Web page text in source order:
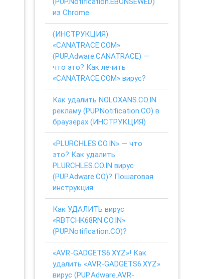
из Chrome
(ИНСТРУКЦИЯ)
«CANATRACE.COM»
(PUP.Adware.CANATRACE) —
что это? Как лечить
«CANATRACE.COM» вирус?
Как удалить NOLOXANS.CO.IN
рекламу (PUP.Notification.CO) в
браузерах (ИНСТРУКЦИЯ)
«PLURCHLES.CO.IN» — что
это? Как удалить
PLURCHLES.CO.IN вирус
(PUP.Adware.CO)? Пошаговая
инструкция
Как УДАЛИТЬ вирус
«RBTCHK68RN.CO.IN»
(PUP.Notification.CO)?
«AVR-GADGETS6.XYZ»! Как
удалить «AVR-GADGETS6.XYZ»
вирус (PUP.Adware.AVR-